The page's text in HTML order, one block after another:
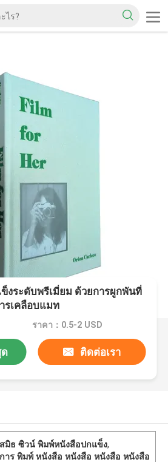
งระดับพรีเมี่ยม ด้วยการผูกพันที่
รเคลือบแมท
ราคา：0.5-2 USD
ติดต่อเรา
สมิธ ซิวน์ พิมพ์หนังสือปกแข็ง,
การ พิมพ์ หนังสือ หนังสือ หนังสือ หนังสือ